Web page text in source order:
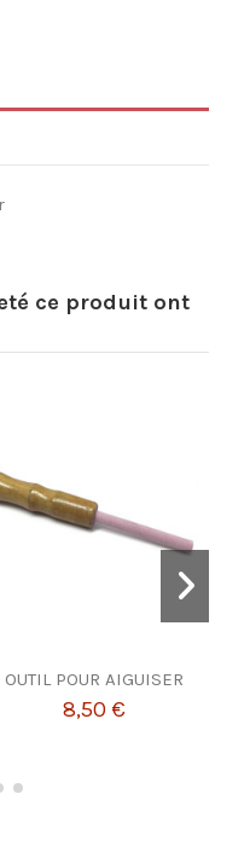
ce produit ont
OUTIL POUR AIGUISER
8,50 €